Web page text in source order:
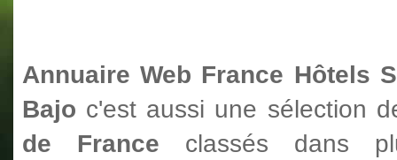
Annuaire Web France Hôtels
Bajo c'est aussi une sélection
de France classés dans